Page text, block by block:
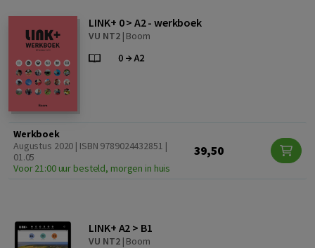
LINK+ 0 > A2 - werkboek
VU NT2| Boom
Werkboek
Augustus 2020 | ISBN 9789024432851 |
01.05
Voor 21:00 uur besteld, morgen in huis
39,50
LINK+ A2 > B1
VU NT2| Boom